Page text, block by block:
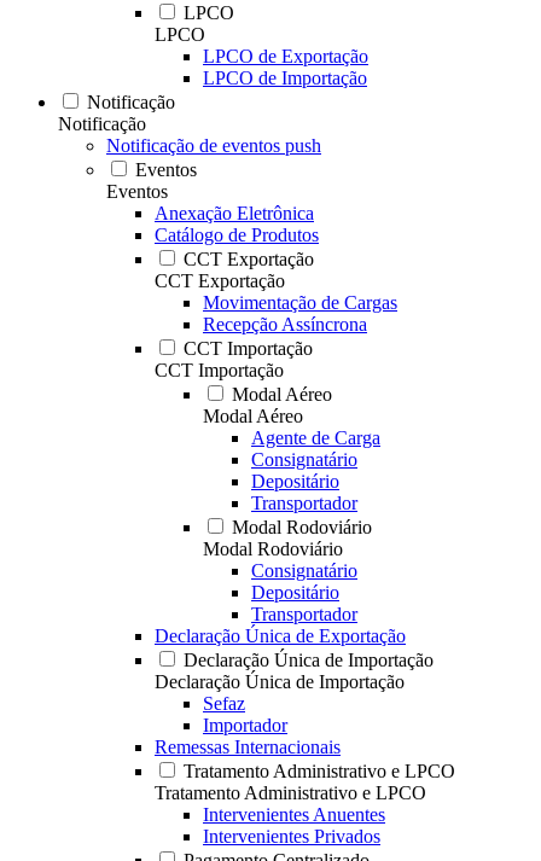
LPCO
LPCO
LPCO de Exportação
LPCO de Importação
Notificação
Notificação
Notificação de eventos push
Eventos
Eventos
Anexação Eletrônica
Catálogo de Produtos
CCT Exportação
CCT Exportação
Movimentação de Cargas
Recepção Assíncrona
CCT Importação
CCT Importação
Modal Aéreo
Modal Aéreo
Agente de Carga
Consignatário
Depositário
Transportador
Modal Rodoviário
Modal Rodoviário
Consignatário
Depositário
Transportador
Declaração Única de Exportação
Declaração Única de Importação
Declaração Única de Importação
Sefaz
Importador
Remessas Internacionais
Tratamento Administrativo e LPCO
Tratamento Administrativo e LPCO
Intervenientes Anuentes
Intervenientes Privados